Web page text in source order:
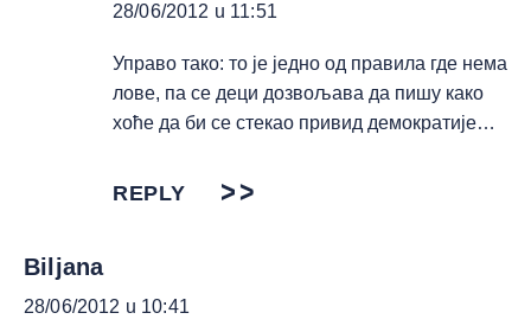
28/06/2012 u 11:51
Управо тако: то је једно од правила где нема
лове, па се деци дозвољава да пишу како
хоће да би се стекао привид демократије…
REPLY
Biljana
28/06/2012 u 10:41